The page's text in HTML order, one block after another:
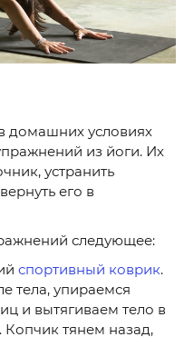
домашних условиях
из йоги. Их
устранить
его в
следующее:
спортивный коврик.
тела, упираемся
и вытягиваем тело в
Копчик тянем назад,